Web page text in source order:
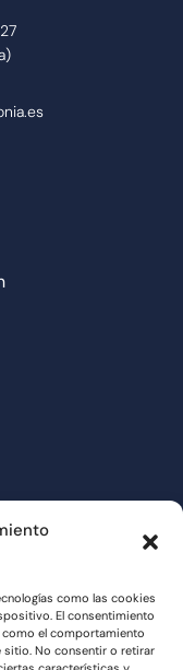
como las cookies
El consentimiento
el comportamiento
sitio. No consentir o retirar